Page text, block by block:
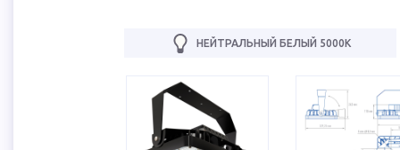
НЕЙТРАЛЬНЫЙ БЕЛЫЙ 5000К